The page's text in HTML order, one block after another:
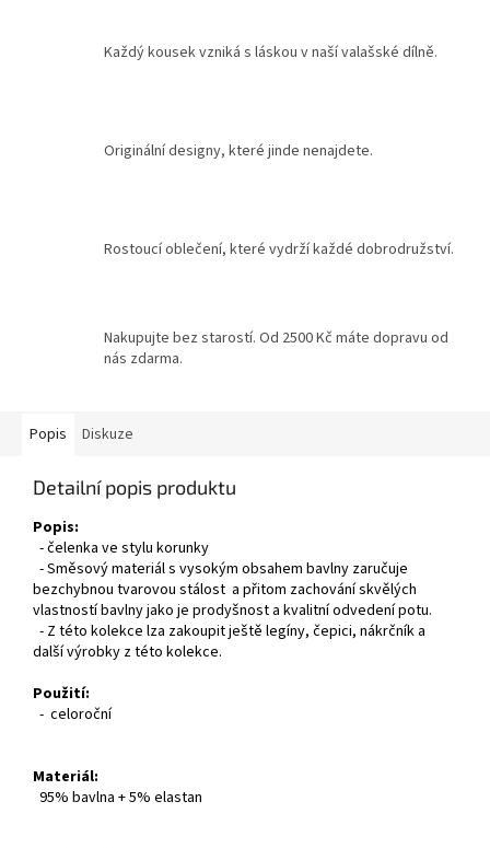
Každý kousek vzniká s láskou v naší valašské dílně.
Originální designy, které jinde nenajdete.
Rostoucí oblečení, které vydrží každé dobrodružství.
Nakupujte bez starostí. Od 2500 Kč máte dopravu od
nás zdarma.
Popis Diskuze
Detailní popis produktu
Popis:
- čelenka ve stylu korunky
- Směsový materiál s vysokým obsahem bavlny zaručuje
bezchybnou tvarovou stálost a přitom zachování skvělých
vlastností bavlny jako je prodyšnost a kvalitní odvedení potu.
- Z této kolekce lza zakoupit ještě legíny, čepici, nákrčník a
další výrobky z této kolekce.
Použití:
- celoroční
Materiál:
95% bavlna + 5% elastan